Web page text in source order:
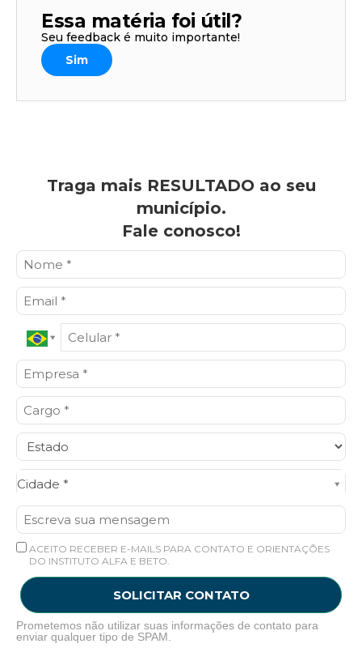
Essa matéria foi útil?
Seu feedback é muito importante!
Sim
Traga mais RESULTADO ao seu
município.
Fale conosco!
Cidade *
Cidade*
ACEITO RECEBER E-MAILS PARA CONTATO E ORIENTAÇÕES
DO INSTITUTO ALFA E BETO.
SOLICITAR CONTATO
Prometemos não utilizar suas informações de contato para
enviar qualquer tipo de SPAM.